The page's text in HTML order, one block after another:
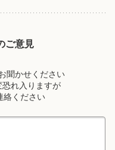
ご意見
聞かせください
れ入りますが
絡ください